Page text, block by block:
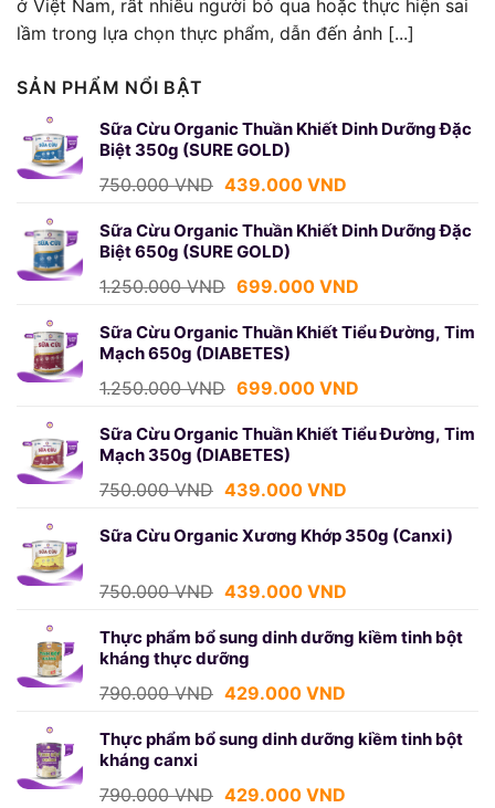
ở Việt Nam, rất nhiều người bỏ qua hoặc thực hiện sai
lầm trong lựa chọn thực phẩm, dẫn đến ảnh [...]
SẢN PHẨM NỔI BẬT
Sữa Cừu Organic Thuần Khiết Dinh Dưỡng Đặc
Biệt 350g (SURE GOLD)
750.000VND Giá
là:
750.000 VND.
439.000 VNDGiá
tại
439.000 VND.
Sữa Cừu Organic Thuần Khiết Dinh Dưỡng Đặc
Biệt 650g (SURE GOLD)
1.250.000VND Giá
là:
1.250.000 VND.
699.000 VNDGiá
tại
Sữa Cừu Organic Thuần Khiết Tiểu Đường, Tim
Mạch 650g (DIABETES)
1.250.000VND Giá
là:
1.250.000 VND.
699.000 VNDGiá
tại
Sữa Cừu Organic Thuần Khiết Tiểu Đường, Tim
Mạch 350g (DIABETES)
750.000VND Giá
là:
439.000 VNDGiá
tại
Sữa Cừu Organic Xương Khớp 350g (Canxi)
750.000VND Giá
là:
750.000 VND.
439.000 VNDGiá
tại
Thực phẩm bổ sung dinh dưỡng kiềm tinh bột
kháng thực dưỡng
790.000VND Giá
là:
429.000 VNDGiá
tại
Thực phẩm bổ sung dinh dưỡng kiềm tinh bột
kháng canxi
790.000VND Giá
429.000 VNDGiá